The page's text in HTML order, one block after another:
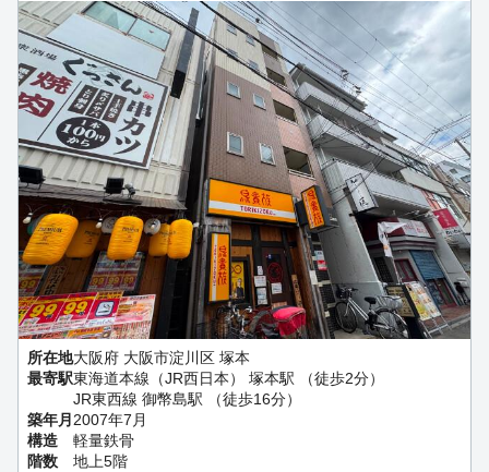
所在地大阪府 大阪市淀川区 塚本
最寄駅東海道本線（JR西日本） 塚本駅 （徒歩2分）
JR東西線 御幣島駅 （徒歩16分）
築年月 2007年7月
構造
軽量鉄骨
階数
地上5階